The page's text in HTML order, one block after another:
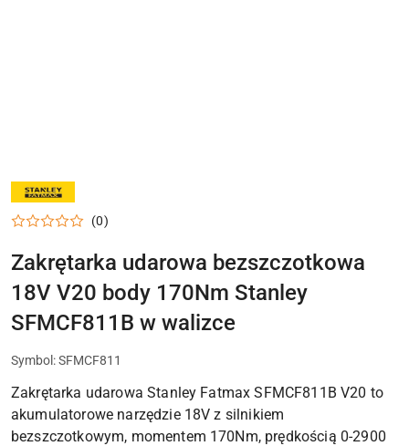
NARZĘDZIA
STANLEY,
ZESTAWY
I
DOMU,
GARAŻU
I
WARSZTATU
(0)
Zakrętarka udarowa bezszczotkowa
18V V20 body 170Nm Stanley
SFMCF811B w walizce
Symbol:SFMCF811
Zakrętarka udarowa Stanley Fatmax SFMCF811B V20 to
akumulatorowe narzędzie 18V z silnikiem
bezszczotkowym, momentem 170Nm, prędkością 0-2900